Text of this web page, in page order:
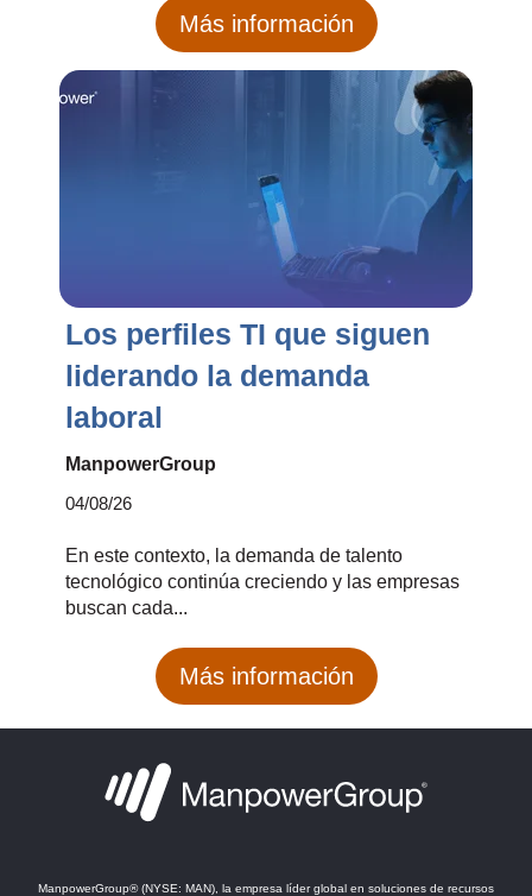
Más información
Los perfiles TI que siguen
liderando la demanda
laboral
ManpowerGroup
04/08/26
En este contexto, la demanda de talento
tecnológico continúa creciendo y las empresas
buscan cada...
Más información
ManpowerGroup®️ (NYSE: MAN), la empresa líder global en soluciones de recursos